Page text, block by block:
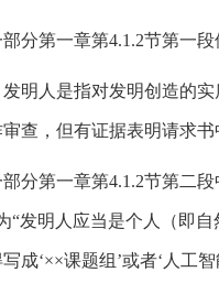
分第一章第4.1.2节第一段
明人是指对发明创造的
查，但有证据表明请求书
分第一章第4.1.2节第二
“发明人应当是个人（
成‘××课题组’或者‘人工智